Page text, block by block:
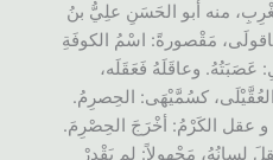
منه أبو الحَسَنِ علِيُّ بنُ
مَقْصورةً: اسْمُ الكوفَةِ
عَصَبَتُهُ. وعاقَلَهُ فَعَقَلَه،
كسُمَّيْهَى: الحِصرِمُ.
و عقل الكَرْمُ: أخْرَجَ الحِصْرِمَ.
لِسانُهُ، مَجْهولاً: لم يَقْدِرْ